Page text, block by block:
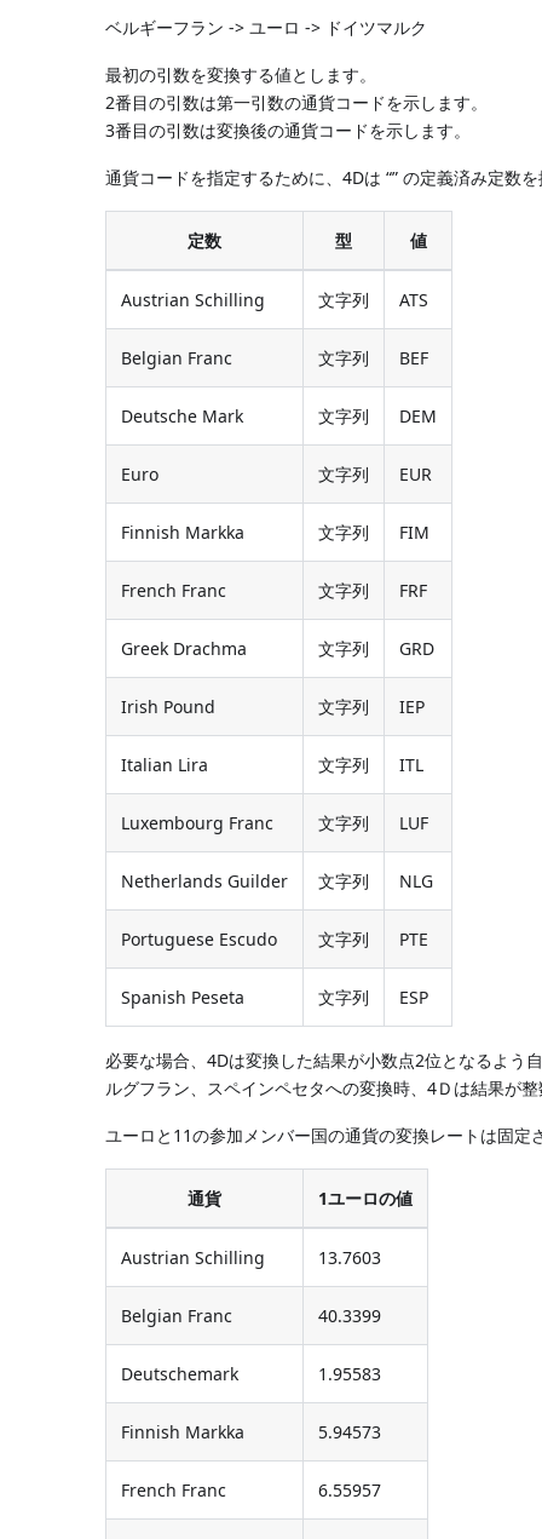
ベルギーフラン -> ユーロ -> ドイツマルク
最初の引数を変換する値とします。
2番目の引数は第一引数の通貨コードを示します。
3番目の引数は変換後の通貨コードを示します。
通貨コードを指定するために、4Dは “” の定義済み定数
定数 型 値
Austrian Schilling 文字列 ATS
Belgian Franc 文字列 BEF
Deutsche Mark 文字列 DEM
Euro 文字列 EUR
Finnish Markka 文字列 FIM
French Franc 文字列 FRF
Greek Drachma 文字列 GRD
Irish Pound 文字列 IEP
Italian Lira 文字列 ITL
Luxembourg Franc 文字列 LUF
Netherlands Guilder 文字列 NLG
Portuguese Escudo 文字列 PTE
Spanish Peseta 文字列 ESP
必要な場合、4Dは変換した結果が小数点2位となるよう
ルグフラン、スペインペセタへの変換時、4Ｄは結果が整
ユーロと11の参加メンバー国の通貨の変換レートは固定
通貨 1ユーロの値
Austrian Schilling 13.7603
Belgian Franc 40.3399
Deutschemark 1.95583
Finnish Markka 5.94573
French Franc 6.55957